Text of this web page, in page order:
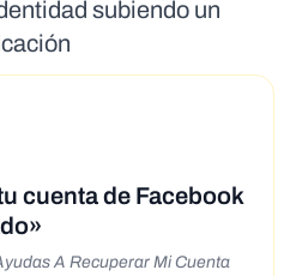
subiendo un
cuenta de Facebook
A Recuperar Mi Cuenta